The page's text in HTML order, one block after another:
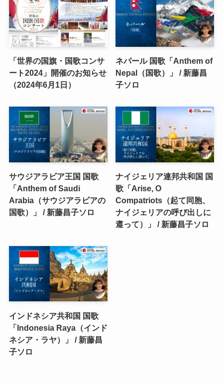
「世界の国旗・国歌コンサ
ート2024」開催のお知らせ
（2024年6月1日）
ネパール 国歌「Anthem of
Nepal（国歌）」 / 新藤昌
子ソロ
サウジアラビア王国 国歌
「Anthem of Saudi
Arabia（サウジアラビアの
国歌）」 / 新藤昌子ソロ
ナイジェリア連邦共和国 国
歌「Arise, O
Compatriots（起て同胞、
ナイジェリアの呼び出しに
遵って）」 / 新藤昌子ソロ
インドネシア共和国 国歌
「Indonesia Raya（インド
ネシア・ラヤ）」 / 新藤昌
子ソロ